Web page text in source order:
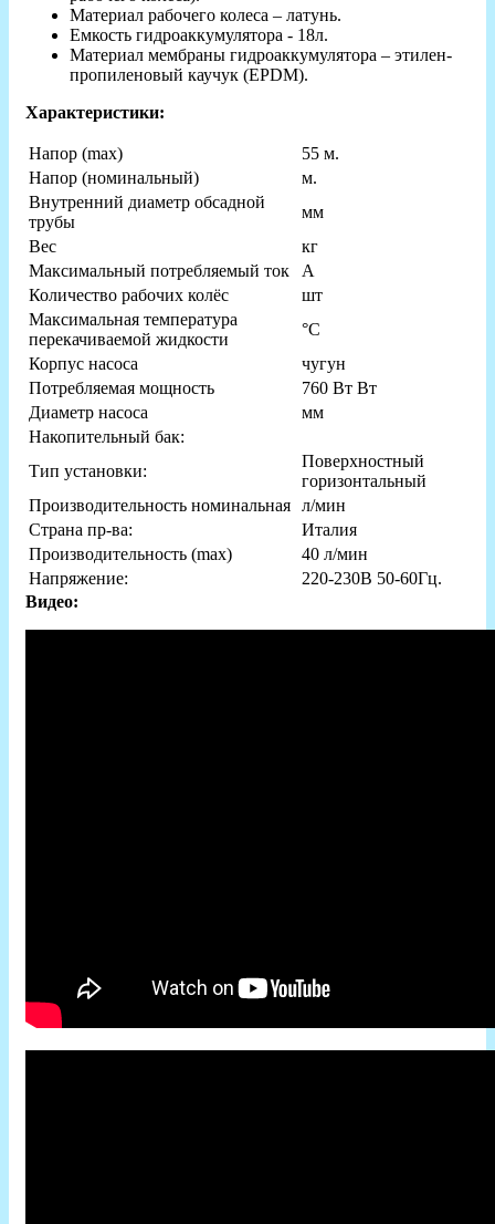
Материал рабочего колеса – латунь.
Емкость гидроаккумулятора - 18л.
Материал мембраны гидроаккумулятора – этилен-
пропиленовый каучук (EPDM).
Характеристики:
Напор (max)
55 м.
Напор (номинальный)
м.
Внутренний диаметр обсадной
трубы
мм
Вес
кг
Максимальный потребляемый ток
А
Количество рабочих колёс
шт
Максимальная температура
перекачиваемой жидкости
°С
Корпус насоса
чугун
Потребляемая мощность
760 Вт Вт
Диаметр насоса
мм
Накопительный бак:
Тип установки:
Поверхностный
горизонтальный
Производительность номинальная л/мин
Страна пр-ва:
Италия
Производительность (max)
40 л/мин
Напряжение:
220-230В 50-60Гц.
Видео: